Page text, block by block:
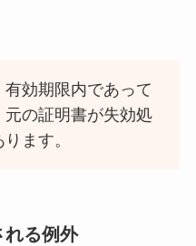
効期限内であって
元の証明書が失効処
ます。
れる例外